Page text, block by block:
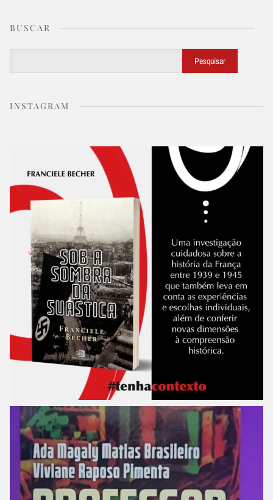
BUSCAR
Pesquisar
INSTAGRAM